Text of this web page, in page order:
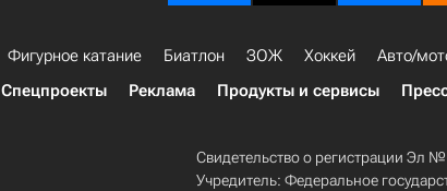
Фигурное катание Биатлон ЗОЖ Хоккей Авто/
Спецпроекты
Реклама Продукты и сервисы
Свидетельство о регистрации Эл
Учредитель: Федеральное